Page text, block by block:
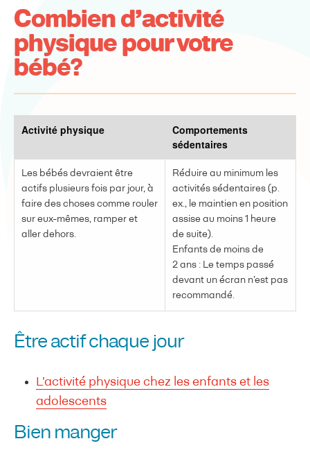
Combien d’activité
physique pour votre
bébé?
Activité physique
Comportements
sédentaires
Les bébés devraient être
actifs plusieurs fois par jour, à
faire des choses comme rouler
sur eux-mêmes, ramper et
aller dehors.
Réduire au minimum les
activités sédentaires (p.
ex., le maintien en position
assise au moins 1 heure
de suite).
Enfants de moins de
2 ans : Le temps passé
devant un écran n’est pas
recommandé.
Être actif chaque jour
L’activité physique chez les enfants et les
adolescents
Bien manger